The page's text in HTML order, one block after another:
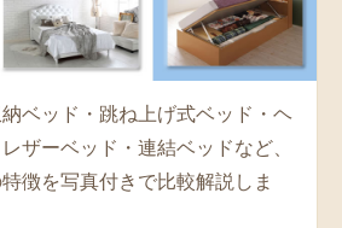
ベッド・跳ね上げ式ベッド・ヘ
ザーベッド・連結ベッドなど、
徴を写真付きで比較解説しま